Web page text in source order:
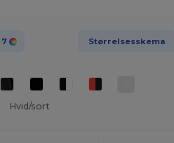
7 Størrelsesskema
Hvid/sort